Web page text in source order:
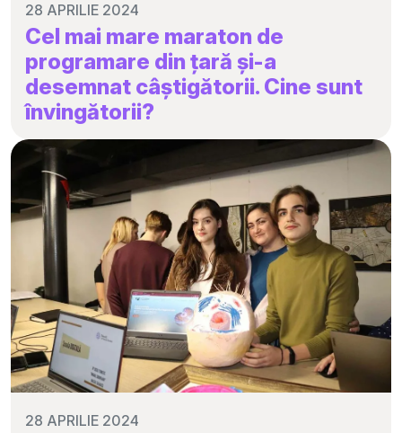
28 APRILIE 2024
Cel mai mare maraton de
programare din țară și-a
desemnat câștigătorii. Cine sunt
învingătorii?
28 APRILIE 2024